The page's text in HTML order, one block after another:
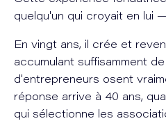
quelqu'un qui croyait en
En vingt ans, il crée et
accumulant suffisamment
d'entrepreneurs osent
réponse arrive à 40 ans,
qui sélectionne les